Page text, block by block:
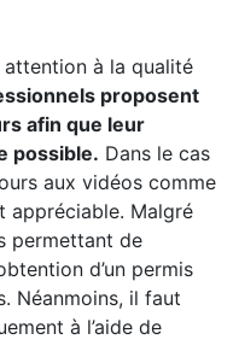
à la qualité
proposent
afin que leur
possible. Dans le cas
aux vidéos comme
appréciable. Malgré
permettant de
d’un permis
Néanmoins, il faut
à l’aide de